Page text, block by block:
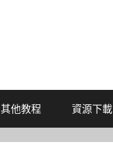
其他教程 資源下載